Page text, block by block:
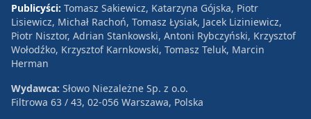
Publicyści: Tomasz Sakiewicz, Katarzyna Gójska, Piotr
Lisiewicz, Michał Rachoń, Tomasz Łysiak, Jacek Liziniewicz,
Piotr Nisztor, Adrian Stankowski, Antoni Rybczyński, Krzysztof
Wołodźko, Krzysztof Karnkowski, Tomasz Teluk, Marcin
Herman
Wydawca: Słowo Niezależne Sp. z o.o.
Filtrowa 63 / 43, 02-056 Warszawa, Polska